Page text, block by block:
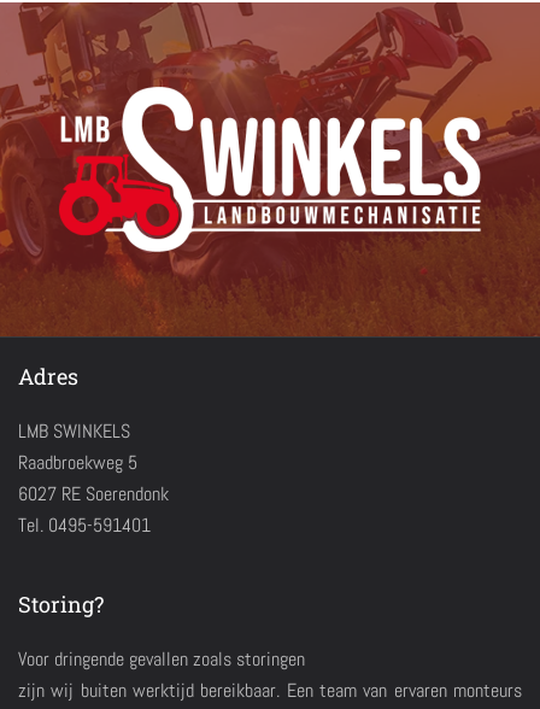
Adres
LMB SWINKELS
Raadbroekweg 5
6027 RE Soerendonk
Tel. 0495-591401
Storing?
Voor dringende gevallen zoals storingen
zijn wij buiten werktijd bereikbaar. Een team van ervaren monteurs